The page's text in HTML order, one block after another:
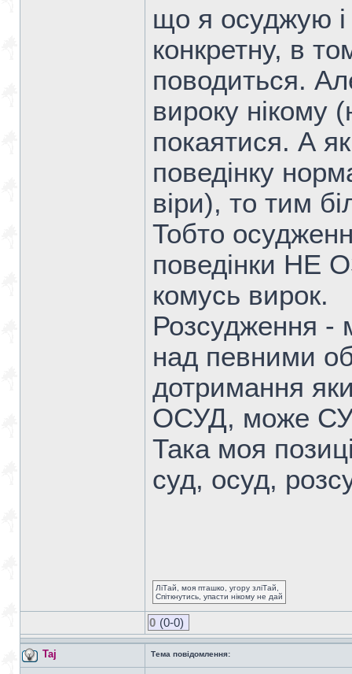
що я осуджую
конкретну, в
поводиться.
вироку нікому
покаятися. А
поведінку
віри), то тим
Тобто
поведінки НЕ
комусь вирок.
Розсудження -
над певними
дотримання
ОСУД, може
Така моя
суд, осуд,
ЛіТай, моя пташко, угору зліТай,
Спіткнутись, упасти нікому не дай
0 (0-0)
Taj Тема повідомлення: